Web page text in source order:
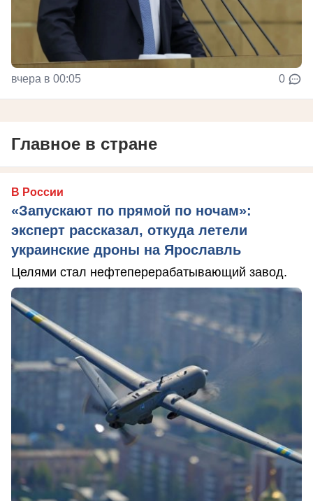
вчера в 00:05 0
Главное в стране
В России
«Запускают по прямой по ночам»:
эксперт рассказал, откуда летели
украинские дроны на Ярославль
Целями стал нефтеперерабатывающий завод.